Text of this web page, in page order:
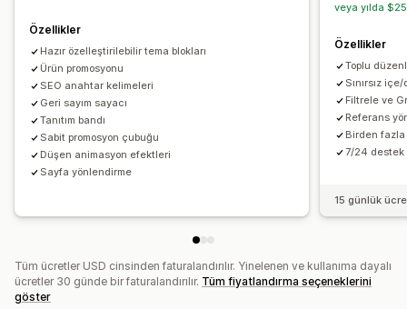
Yedekler
Özellikler
Hazır özelleştirilebilir tema blokları
Ürün promosyonu
SEO anahtar kelimeleri
Geri sayım sayacı
Tanıtım bandı
Sabit promosyon çubuğu
Düşen animasyon efektleri
Sayfa yönlendirme
veya yılda
Özellikler
Toplu
Sınırsız
Filtrele ve
Referans
Birden fazla
7/24 destek
15 günlük
Tüm ücretler USD cinsinden faturalandırılır. Yinelenen ve kullanıma dayalı
ücretler 30 günde bir faturalandırılır. Tüm fiyatlandırma seçeneklerini
göster